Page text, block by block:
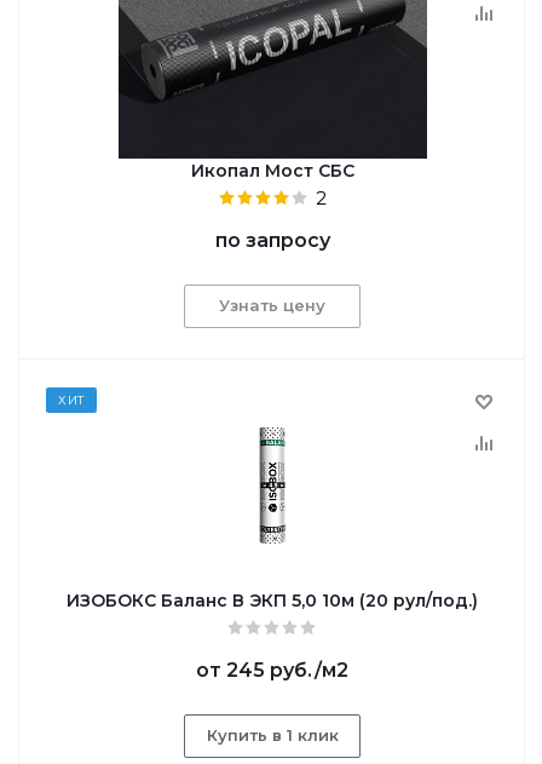
Икопал Мост СБС
2
по запросу
Узнать цену
ХИТ
ИЗОБОКС Баланс В ЭКП 5,0 10м (20 рул/под.)
от 245 руб./м2
Купить в 1 клик